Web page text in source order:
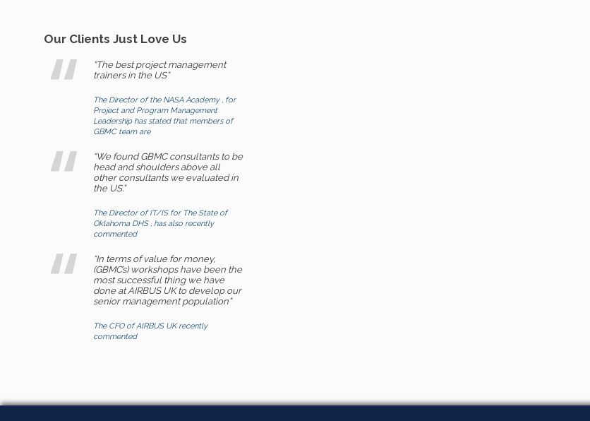
Our Clients Just Love Us
“The best project management
trainers in the US”
The Director of the NASA Academy , for
Project and Program Management
Leadership has stated that members of
GBMC team are
“We found GBMC consultants to be
head and shoulders above all
other consultants we evaluated in
the US.”
The Director of IT/IS for The State of
Oklahoma DHS , has also recently
commented
“In terms of value for money,
(GBMC’s) workshops have been the
most successful thing we have
done at AIRBUS UK to develop our
senior management population”
The CFO of AIRBUS UK recently
commented